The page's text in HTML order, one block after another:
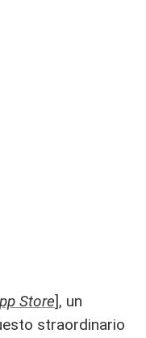
Store], un
straordinario